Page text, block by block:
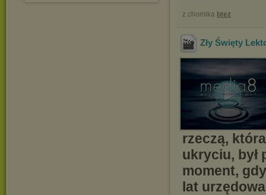
z chomika btez
Zły Święty
rzeczą,
ukryciu, był
moment,
lat